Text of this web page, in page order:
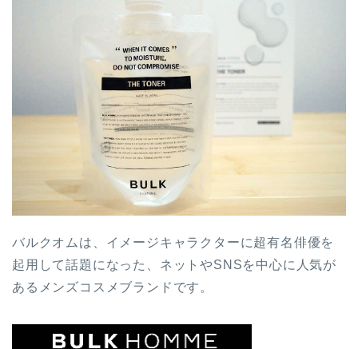
バルクオムは、イメージキャラクターに超有名俳優を
起用して話題になった、ネットやSNSを中心に人気が
あるメンズコスメブランドです。